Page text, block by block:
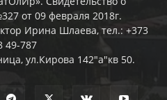
от 09 февраля 2018г.
Ирина Шлаева, тел.: +373
49-787
ул.Кирова 142"а"кв 50.